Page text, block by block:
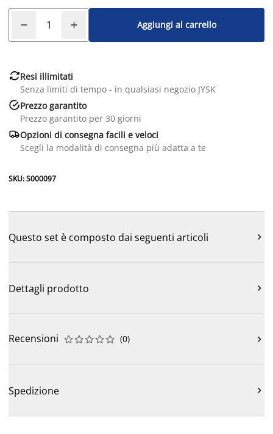
Aggiungi al carrello
Resi illimitati
Senza limiti di tempo - in qualsiasi negozio JYSK
Prezzo garantito
Prezzo garantito per 30 giorni
Opzioni di consegna facili e veloci
Scegli la modalità di consegna più adatta a te
SKU: S000097
Questo set è composto dai seguenti articoli 
Dettagli prodotto 
Recensioni 




 (0) 
Spedizione 